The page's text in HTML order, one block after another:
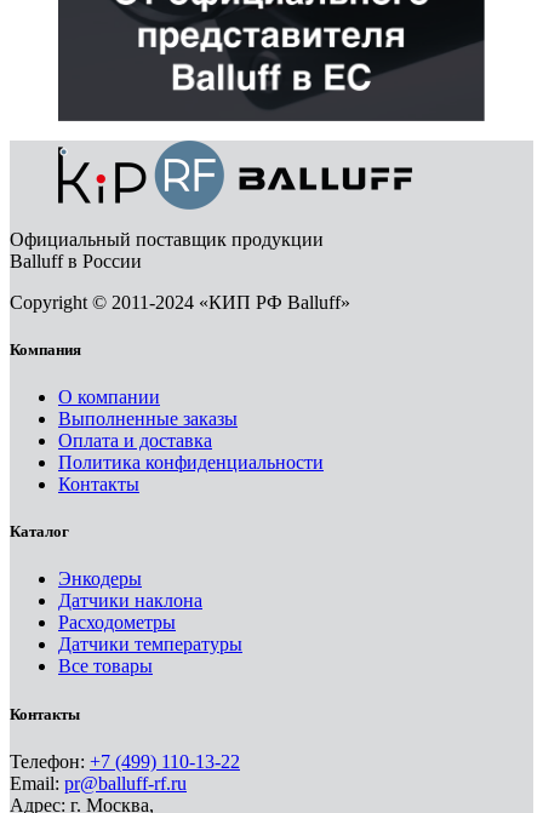
Официальный поставщик продукции
Balluff в России
Copyright © 2011-2024 «КИП РФ Balluff»
Компания
О компании
Выполненные заказы
Оплата и доставка
Политика конфиденциальности
Контакты
Каталог
Энкодеры
Датчики наклона
Расходометры
Датчики температуры
Все товары
Контакты
Телефон: +7 (499) 110-13-22
Email: pr@balluff-rf.ru
Адрес: г. Москва,